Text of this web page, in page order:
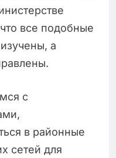
все подобные
а
с
в районные
сетей для